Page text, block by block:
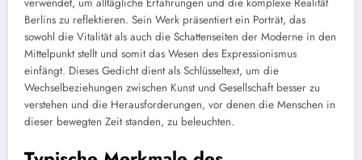
Berlins zu reflektieren. Sein Werk präsentiert ein Porträt, das
sowohl die Vitalität als auch die Schattenseiten der Moderne in den
Mittelpunkt stellt und somit das Wesen des Expressionismus
einfängt. Dieses Gedicht dient als Schlüsseltext, um die
Wechselbeziehungen zwischen Kunst und Gesellschaft besser zu
verstehen und die Herausforderungen, vor denen die Menschen in
dieser bewegten Zeit standen, zu beleuchten.